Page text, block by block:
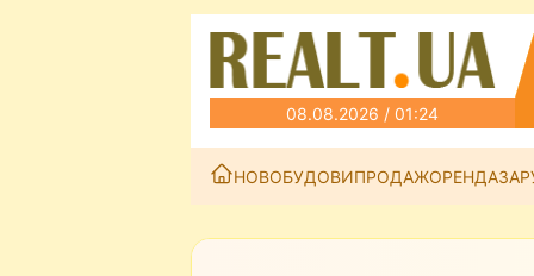
08.08.2026 / 01:24
НОВОБУДОВИПРОДАЖОРЕНДА